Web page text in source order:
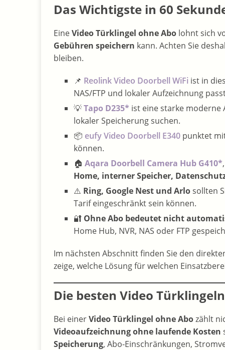
Das Wichtigste in 60
EineVideo Türklingel ohne Abo lohnt sich
Gebühren speichern kann. Achten Sie
bleiben.
📌 Reolink Video Doorbell WiFi ist in
NAS/FTP und lokaler Aufzeichnung
💡Tapo D235* ist eine starke moderne
lokaler Speicherung suchen.
📦 eufy Video Doorbell E340 punktet
können.
🏠 Aqara Doorbell Camera Hub G410*,
Home, interner Speicher,
⚠️ Ring, Google Nest und Arlosollten
Tarif eingeschränkt sein können.
🔐 Ohne Abo bedeutet nicht
Home Hub, NVR, NAS oder FTP
Im nächsten Abschnitt finden Sie den
zeige, welche Lösung für welchen
Die besten Video
Bei einerVideo Türklingel ohne Abozählt
Videoaufzeichnung ohne laufende Kosten
Speicherung, Abo-Einschränkungen,